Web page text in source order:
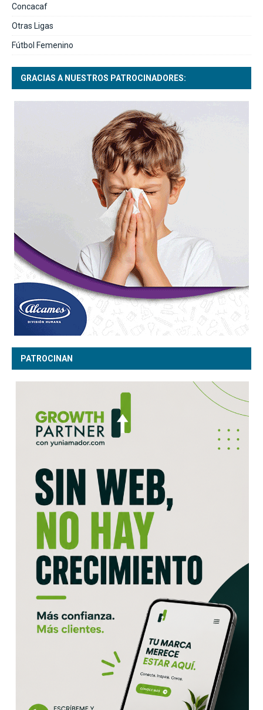
Concacaf
Otras Ligas
Fútbol Femenino
GRACIAS A NUESTROS PATROCINADORES:
PATROCINAN